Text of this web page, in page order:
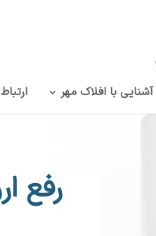
آشنایی با افلاک مهر
رفع ارور 71